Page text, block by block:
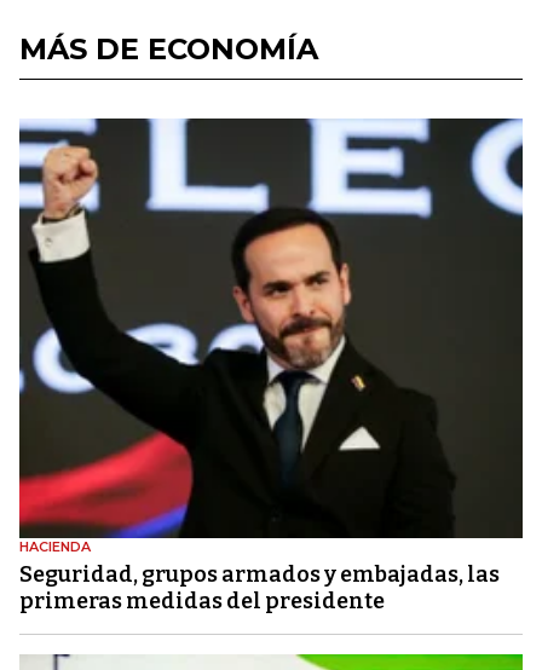
MÁS DE ECONOMÍA
HACIENDA
Seguridad, grupos armados y embajadas, las
primeras medidas del presidente